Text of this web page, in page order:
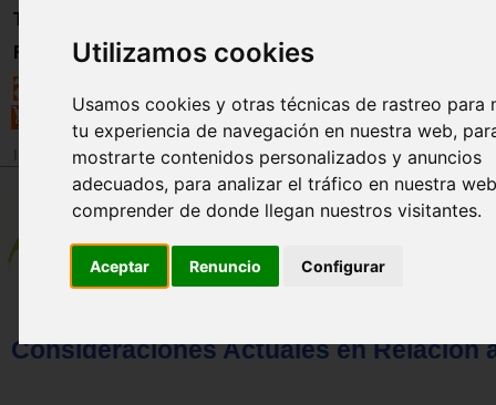
Utilizamos cookies
Usamos cookies y otras técnicas de rastreo para
tu experiencia de navegación en nuestra web,
mostrarte contenidos personalizados y anuncios
adecuados, para analizar el tráfico en nuestra
comprender de donde llegan nuestros visitantes.
Aceptar Renuncio Configurar
Trabajo
Registro
Revista
Consideraciones Actuales en Relación